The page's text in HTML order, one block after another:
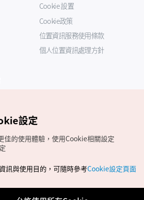
Cookie 設置
Cookie政策
位置資訊服務使用條款
個人位置資訊處理方針
光公社版權所有
，歡迎來信至官方信箱
設定
佳的使用體驗，使用Cookie相關設定
訊與使用目的，可隨時參考Cookie設定頁面